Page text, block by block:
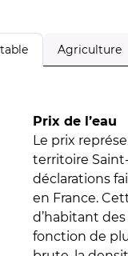
Agriculture
Prix de l’eau
Le prix
territoire
déclarations
en France.
d’habitant
fonction de